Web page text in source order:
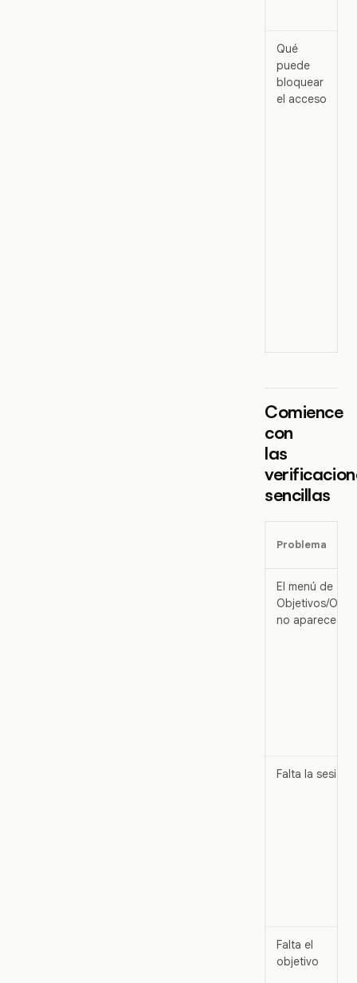
Qué
puede
bloquear
el acceso
Comience
con
las
sencillas
Problema
El menú de
Objetivos/OKRs
no aparece
Falta la sesión
Falta el
objetivo